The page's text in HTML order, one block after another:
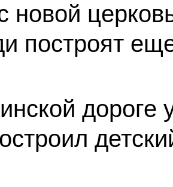
новой
построят
дороге